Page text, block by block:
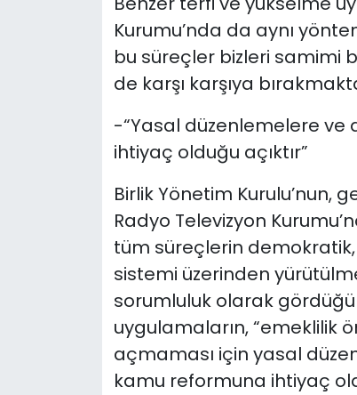
Kurumu’nda da aynı
bu süreçler bizleri samimi
de karşı karşıya
-“Yasal düzenlemelere
ihtiyaç olduğu açıktır”
Birlik Yönetim Kurulu’nun,
Radyo Televizyon
tüm süreçlerin demokratik,
sistemi üzerinden
sorumluluk olarak
uygulamaların, “emeklilik
açmaması için yasal
kamu reformuna ihtiyaç